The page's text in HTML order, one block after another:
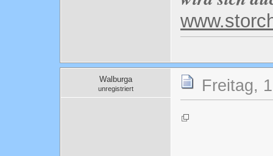
Walburga
unregistriert Freitag,